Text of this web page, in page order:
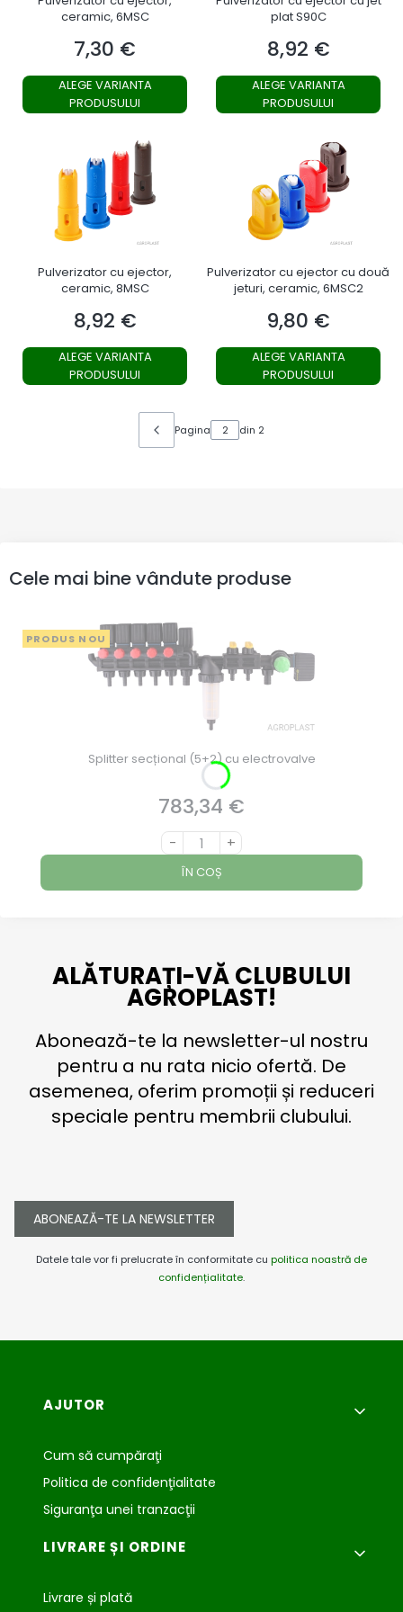
ceramic, 6MSC
Preț
7,30 €
ALEGE VARIANTA
PRODUSULUI
plat S90C
Preț
8,92 €
ALEGE VARIANTA
PRODUSULUI
Pulverizator cu ejector,
ceramic, 8MSC
Preț
8,92 €
ALEGE VARIANTA
PRODUSULUI
Pulverizator cu ejector cu două
jeturi, ceramic, 6MSC2
Preț
9,80 €
ALEGE VARIANTA
PRODUSULUI
Pagina din 2
Cele mai bine vândute produse
PRODUS NOU
Splitter secțional (5+2) cu electrovalve
Preț
783,34 €
- +
ÎN COȘ
ALĂTURAȚI-VĂ CLUBULUI
AGROPLAST!
Abonează-te la newsletter-ul nostru
pentru a nu rata nicio ofertă. De
asemenea, oferim promoții și reduceri
speciale pentru membrii clubului.
ABONEAZĂ-TE LA NEWSLETTER
Datele tale vor fi prelucrate în conformitate cu politica noastră de
confidențialitate.
Meniu subsol
AJUTOR
Cum să cumpăraţi
Politica de confidenţialitate
Siguranţa unei tranzacţii
LIVRARE ȘI ORDINE
Livrare și plată